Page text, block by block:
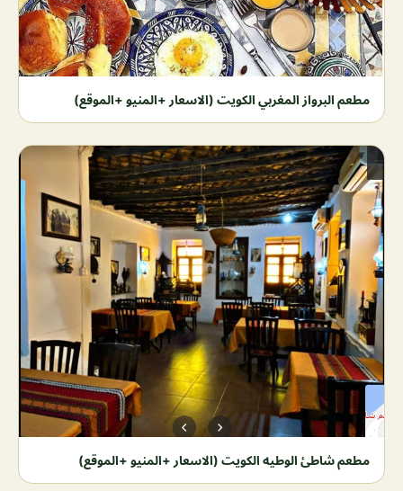
مطعم البرواز المغربي الكويت (الاسعار +المنيو +الموقع)
مطعم شاطئ الوطيه الكويت (الاسعار +المنيو +الموقع)